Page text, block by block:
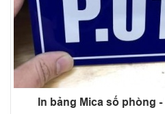
In bảng Mica số phòng